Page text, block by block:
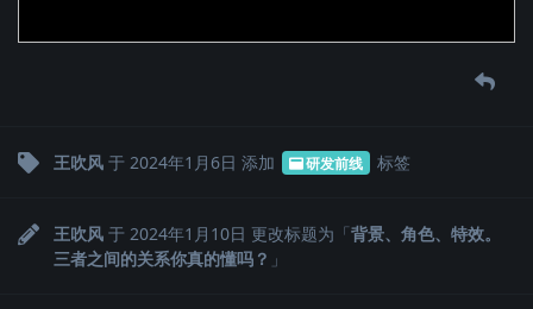
王吹风 于 2024年1月6日 添加 研发前线 标签
王吹风 于 2024年1月10日 更改标题为「背景、角色、特效。
三者之间的关系你真的懂吗？ 」